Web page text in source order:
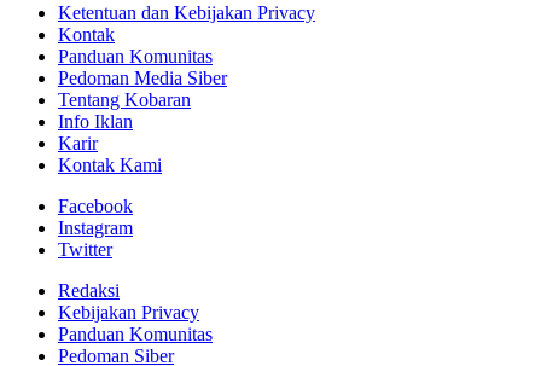
Ketentuan dan Kebijakan Privacy
Kontak
Panduan Komunitas
Pedoman Media Siber
Tentang Kobaran
Info Iklan
Karir
Kontak Kami
Facebook
Instagram
Twitter
Redaksi
Kebijakan Privacy
Panduan Komunitas
Pedoman Siber